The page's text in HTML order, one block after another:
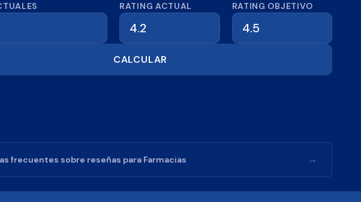
de reseñas RATING ACTUAL RATING OBJETIVO
CALCULAR
frecuentes sobre reseñas para Farmacias →